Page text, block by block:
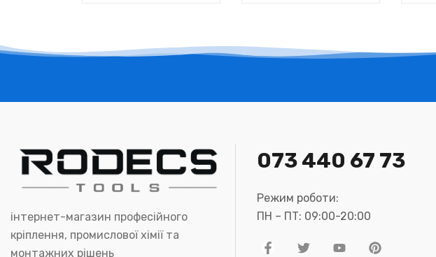
інтернет-магазин професійного
кріплення, промислової хімії та
монтажних рішень
073 440 67 73
Режим роботи:
ПН – ПТ: 09:00-20:00